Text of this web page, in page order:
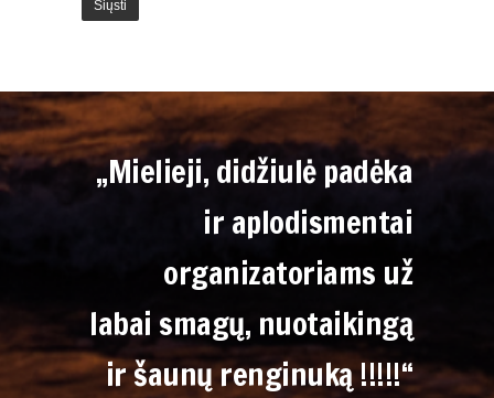
„Mielieji, didžiulė padėka
ir aplodismentai
organizatoriams už
labai smagų, nuotaikingą
ir šaunų renginuką !!!!!“